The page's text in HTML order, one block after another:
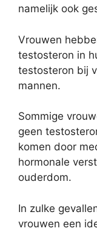
namelijk ook
Vrouwen
testosteron in
testosteron bij
mannen.
Sommige
geen
komen door
hormonale
ouderdom.
In zulke
vrouwen een